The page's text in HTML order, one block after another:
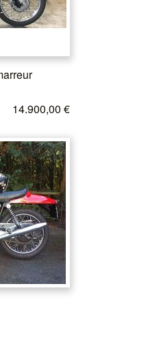
14.900,00 €